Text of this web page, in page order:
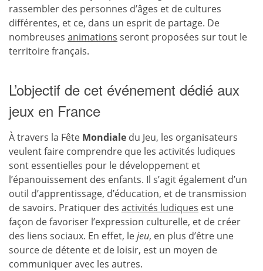
rassembler des personnes d’âges et de cultures
différentes, et ce, dans un esprit de partage. De
nombreuses animations seront proposées sur tout le
territoire français.
L’objectif de cet événement dédié aux
jeux en France
À travers la Fête Mondiale du Jeu, les organisateurs
veulent faire comprendre que les activités ludiques
sont essentielles pour le développement et
l’épanouissement des enfants. Il s’agit également d’un
outil d’apprentissage, d’éducation, et de transmission
de savoirs. Pratiquer des activités ludiques est une
façon de favoriser l’expression culturelle, et de créer
des liens sociaux. En effet, lejeu, en plus d’être une
source de détente et de loisir, est un moyen de
communiquer avec les autres.